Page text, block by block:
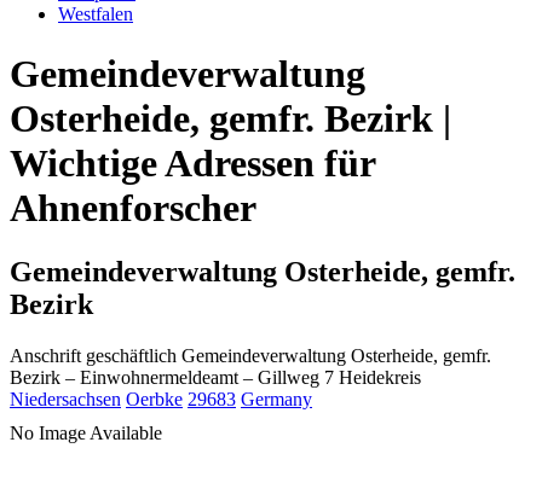
Westfalen
Gemeindeverwaltung
Osterheide, gemfr. Bezirk |
Wichtige Adressen für
Ahnenforscher
Gemeindeverwaltung Osterheide, gemfr.
Bezirk
Anschrift geschäftlich Gemeindeverwaltung Osterheide, gemfr.
Bezirk – Einwohnermeldeamt – Gillweg 7 Heidekreis
Niedersachsen Oerbke 29683 Germany
No Image Available